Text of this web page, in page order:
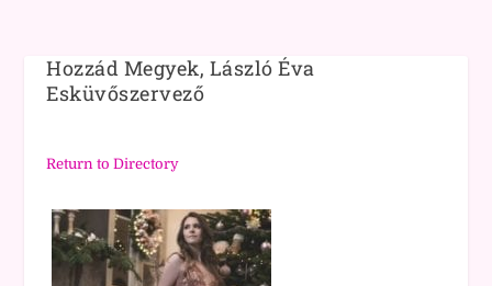
Hozzád Megyek, László Éva
Esküvőszervező
Return to Directory